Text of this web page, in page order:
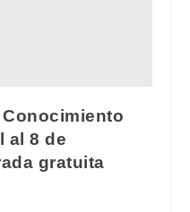
al 8 de
gratuita